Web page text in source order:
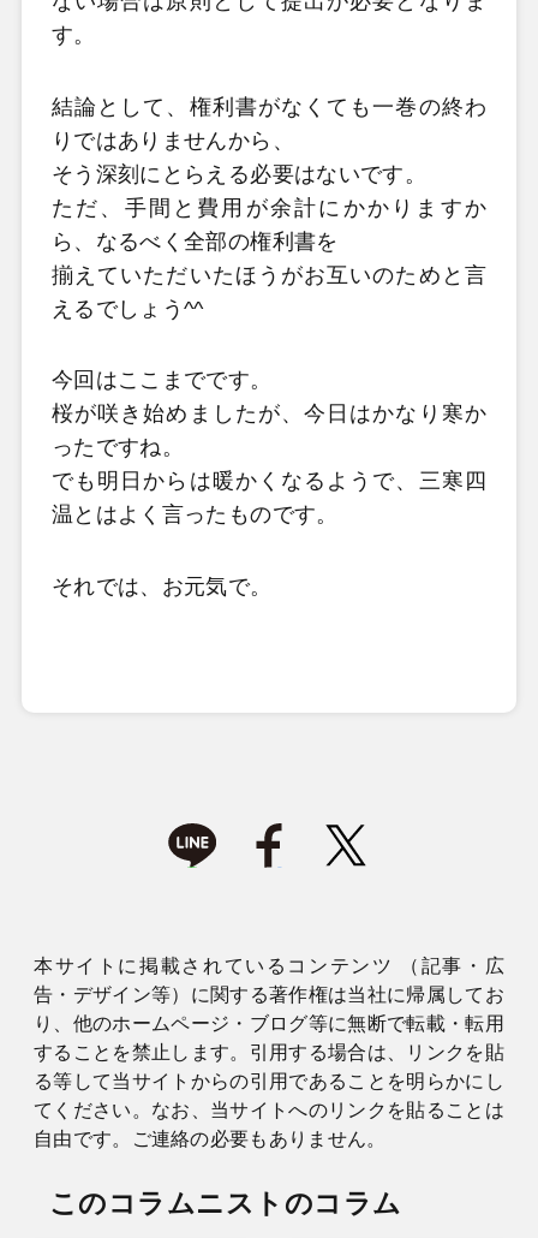
す。
結論として、権利書がなくても一巻の終わ
りではありませんから、
そう深刻にとらえる必要はないです。
ただ、手間と費用が余計にかかりますか
ら、なるべく全部の権利書を
揃えていただいたほうがお互いのためと言
えるでしょう^^
今回はここまでです。
桜が咲き始めましたが、今日はかなり寒か
ったですね。
でも明日からは暖かくなるようで、三寒四
温とはよく言ったものです。
それでは、お元気で。
本サイトに掲載されているコンテンツ （記事・広
告・デザイン等）に関する著作権は当社に帰属してお
り、他のホームページ・ブログ等に無断で転載・転用
することを禁止します。引用する場合は、リンクを貼
る等して当サイトからの引用であることを明らかにし
てください。なお、当サイトへのリンクを貼ることは
自由です。ご連絡の必要もありません。
このコラムニストのコラム